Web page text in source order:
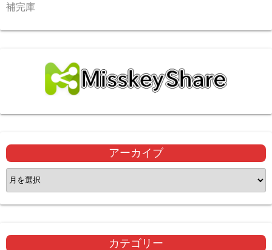
補完庫
アーカイブ
ア
ー
カ
ブ
カテゴリー